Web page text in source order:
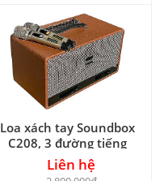
Loa xách tay Soundbox
C208, 3 đường tiếng
Liên hệ